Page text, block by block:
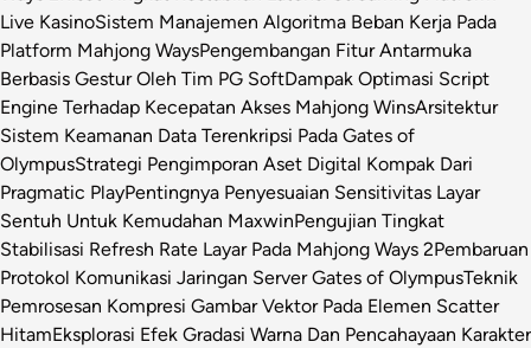
Live KasinoSistem Manajemen Algoritma Beban Kerja Pada
Platform Mahjong WaysPengembangan Fitur Antarmuka
Berbasis Gestur Oleh Tim PG SoftDampak Optimasi Script
Engine Terhadap Kecepatan Akses Mahjong WinsArsitektur
Sistem Keamanan Data Terenkripsi Pada Gates of
OlympusStrategi Pengimporan Aset Digital Kompak Dari
Pragmatic PlayPentingnya Penyesuaian Sensitivitas Layar
Sentuh Untuk Kemudahan MaxwinPengujian Tingkat
Stabilisasi Refresh Rate Layar Pada Mahjong Ways 2Pembaruan
Protokol Komunikasi Jaringan Server Gates of OlympusTeknik
Pemrosesan Kompresi Gambar Vektor Pada Elemen Scatter
HitamEksplorasi Efek Gradasi Warna Dan Pencahayaan Karakter